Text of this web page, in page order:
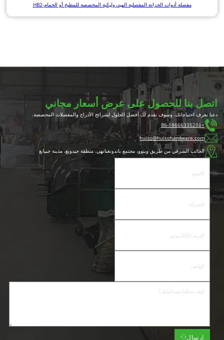
مفصلة أدوات الخزانة المفصلية الهيدروليكية المخصصة للمطبخ أو الحمام-HB2
اتصل بنا للحصول على عرض أسعار مجاني
دعنا نعرف احتياجاتك، وسوف نقدم لك أفضل الحلول لشرائح الأدراج والمفصلات المخصصة.
+86-18666335288
huiso@huisohardware.com
الجانب الشرقي من طريق وينوو، مجتمع باندونغنانهي، منطقة جيدونغ، مدينة جييانغ
إرسال